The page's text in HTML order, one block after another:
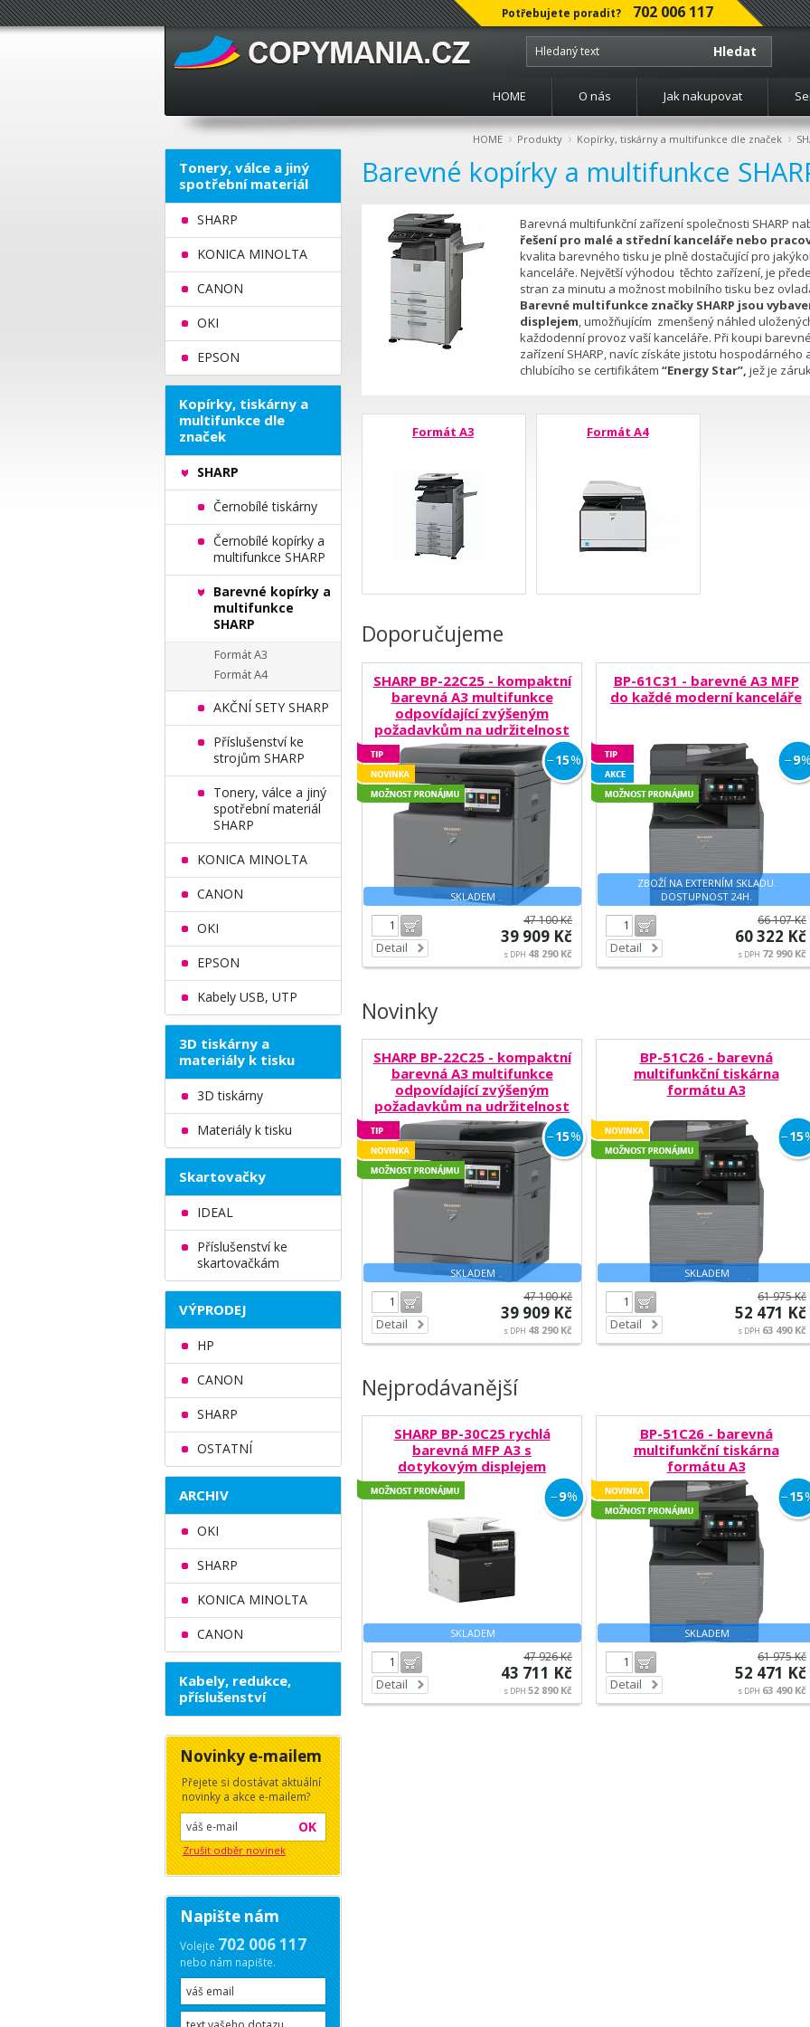
Potřebujete poradit? 702 006 117
Hledat
HOME O nás Jak nakupovat
HOME › Produkty › Kopírky, tiskárny a multifunkce dle značek ›
Barevné kopírky a multifunkce
Barevná multifunkční zařízení společnosti SHARP
řešení pro malé a střední kanceláře nebo
kvalita barevného tisku je plně dostačující pro
kanceláře. Největší výhodou těchto zařízení, je
stran za minutu a možnost mobilního tisku bez
Barevné multifunkce značky SHARP jsou
displejem, umožňujícím zmenšený náhled
každodenní provoz vaší kanceláře. Při koupi
zařízení SHARP, navíc získáte jistotu
chlubícího se certifikátem “Energy Star”, jež je
Formát A3 Formát A4
Doporučujeme
SHARP BP-22C25 - kompaktní
barevná A3 multifunkce
odpovídající zvýšeným
požadavkům na udržitelnost
SKLADEM
Doporučujeme
Novinky
Možnost pronájmu
−15%
Detail
47 100 Kč
39 909 Kč
s DPH 48 290 Kč
BP-61C31 - barevné A3 MFP
do každé moderní kanceláře
ZBOŽÍ NA EXTERNÍM SKLADU.
DOSTUPNOST 24H.
Akce
Možnost
−9%
Detail
66 107 Kč
60 322 Kč
s DPH 72 990 Kč
Novinky
SHARP BP-22C25 - kompaktní
barevná A3 multifunkce
odpovídající zvýšeným
požadavkům na udržitelnost
SKLADEM
Doporučujeme
Novinky
Možnost pronájmu
−15%
Detail
47 100 Kč
39 909 Kč
s DPH 48 290 Kč
BP-51C26 - barevná
multifunkční tiskárna
formátu A3
SKLADEM
Novinky
Možnost
−15
Detail
61 975 Kč
52 471 Kč
s DPH 63 490 Kč
Nejprodávanější
SHARP BP-30C25 rychlá
barevná MFP A3 s
dotykovým displejem
SKLADEM
Možnost pronájmu
−9%
Detail
47 926 Kč
43 711 Kč
s DPH 52 890 Kč
BP-51C26 - barevná
multifunkční tiskárna
formátu A3
SKLADEM
Novinky
Možnost
−15
Detail
61 975 Kč
52 471 Kč
s DPH 63 490 Kč
Tonery, válce a jiný
spotřební materiál
SHARP
KONICA MINOLTA
CANON
OKI
EPSON
Kopírky, tiskárny a
multifunkce dle
značek
SHARP
Černobílé tiskárny
Černobílé kopírky a
multifunkce SHARP
Barevné kopírky a
multifunkce
SHARP
Formát A3
Formát A4
AKČNÍ SETY SHARP
Příslušenství ke
strojům SHARP
Tonery, válce a jiný
spotřební materiál
SHARP
KONICA MINOLTA
CANON
OKI
EPSON
Kabely USB, UTP
3D tiskárny a
materiály k tisku
3D tiskárny
Materiály k tisku
Skartovačky
IDEAL
Příslušenství ke
skartovačkám
VÝPRODEJ
HP
CANON
SHARP
OSTATNÍ
ARCHIV
OKI
SHARP
KONICA MINOLTA
CANON
Kabely, redukce,
příslušenství
Novinky e-mailem
Přejete si dostávat aktuální
novinky a akce e-mailem?
OK
Zrušit odběr novinek
Napište nám
Volejte702 006 117
nebo nám napište.